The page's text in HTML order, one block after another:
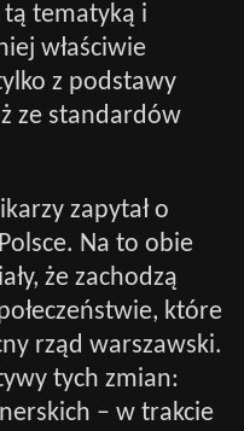
tematyką i
właściwie
z podstawy
ze standardów
zapytał o
Na to obie
że zachodzą
które
rząd warszawski.
tych zmian:
– w trakcie